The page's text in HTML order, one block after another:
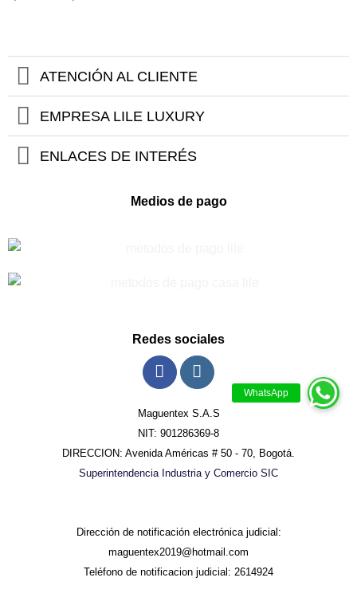
$172.425
ATENCIÓN AL CLIENTE
EMPRESA LILE LUXURY
ENLACES DE INTERÉS
Medios de pago
Redes sociales
Maguentex S.A.S
NIT: 901286369-8
DIRECCION: Avenida Américas # 50 - 70, Bogotá.
Superintendencia Industria y Comercio SIC
Dirección de notificación electrónica judicial:
maguentex2019@hotmail.com
Teléfono de notificacion judicial: 2614924